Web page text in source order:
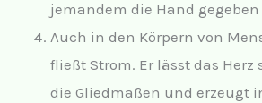
jemandem die Hand
Auch in den Körpern von
fließt Strom. Er lässt das Herz
die Gliedmaßen und erzeugt